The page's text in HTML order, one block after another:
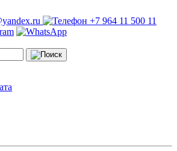
+7 964 11 500 11